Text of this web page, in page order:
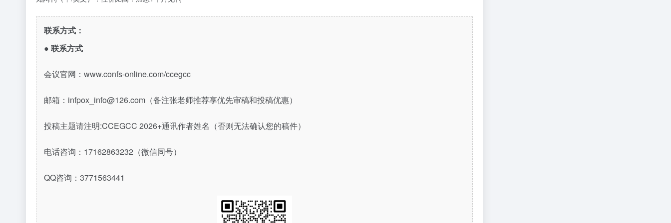
联系方式：
● 联系方式
会议官网：www.confs-online.com/ccegcc
邮箱：infpox_info@126.com（备注张老师推荐享优先审稿和投稿优惠）
投稿主题请注明:CCEGCC 2026+通讯作者姓名（否则无法确认您的稿件）
电话咨询：17162863232（微信同号）
QQ咨询：3771563441